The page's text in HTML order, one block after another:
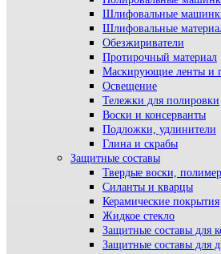
Шлифовальные
Шлифовальные
Обезжириватели
Протирочный материал
Маскирующие ленты и
Освещение
Тележки для полировки
Воски и консерванты
Подложки, удлинители
Глина и скрабы
Защитные составы
Твердые воски,
Силанты и кварцы
Керамические покрытия
Жидкое стекло
Защитные составы для
Защитные составы для